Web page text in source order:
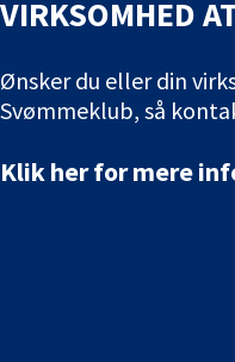
VIRKSOMHED
Ønsker du eller din
Svømmeklub, så
Klik her for mere